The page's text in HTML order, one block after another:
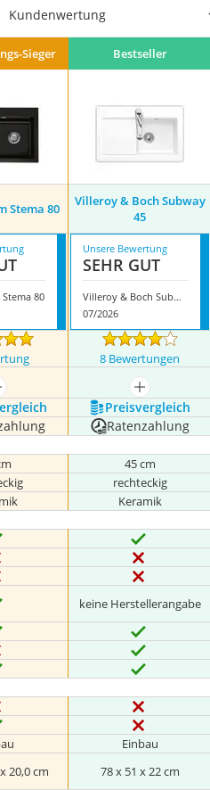
Kundenwertung
Sieger Bestseller
Stema 80
Villeroy & Boch Subway
45
80
Unsere Bewertung
SEHR GUT
Villeroy & Boch Subway 45
07/2026
8 Bewertungen
anzeigen mehr anzeigen
Preis­vergleich
Ratenzahlung
45 cm
rechteckig
Keramik
keine Herstellerangabe
Einbau
20,0 cm 78 x 51 x 22 cm